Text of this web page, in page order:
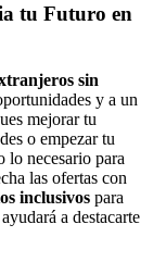
tu Futuro en
sin
y a un
mejorar tu
o empezar tu
lo necesario para
las ofertas con
inclusivos para
a destacarte